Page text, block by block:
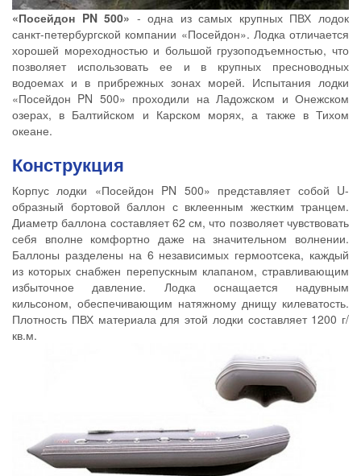
«Посейдон PN 500» - одна из самых крупных ПВХ лодок
санкт-петербургской компании «Посейдон». Лодка отличается
хорошей мореходностью и большой грузоподъемностью, что
позволяет использовать ее и в крупных пресноводных
водоемах и в прибрежных зонах морей. Испытания лодки
«Посейдон PN 500» проходили на Ладожском и Онежском
озерах, в Балтийском и Карском морях, а также в Тихом
океане.
Конструкция
Корпус лодки «Посейдон PN 500» представляет собой U-
образный бортовой баллон с вклеенным жестким транцем.
Диаметр баллона составляет 62 см, что позволяет чувствовать
себя вполне комфортно даже на значительном волнении.
Баллоны разделены на 6 независимых гермоотсека, каждый
из которых снабжен перепускным клапаном, стравливающим
избыточное давление. Лодка оснащается надувным
кильсоном, обеспечивающим натяжному днищу килеватость.
Плотность ПВХ материала для этой лодки составляет 1200 г/
кв.м.